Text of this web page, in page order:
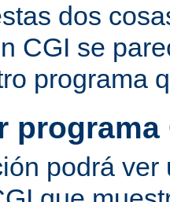
dos
CGI se
programa
programa
podrá ver